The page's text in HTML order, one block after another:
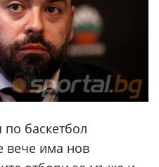
баскетбол
вече има нов